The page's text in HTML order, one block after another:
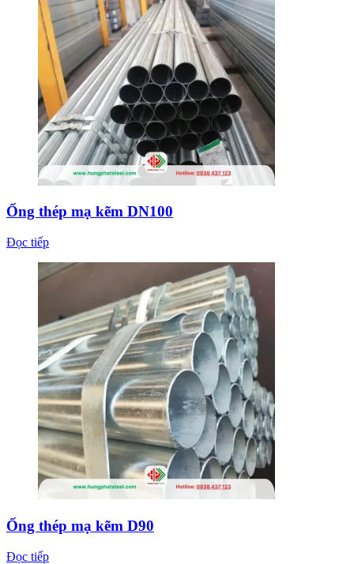
Ống thép mạ kẽm DN100
Đọc tiếp
Ống thép mạ kẽm D90
Đọc tiếp